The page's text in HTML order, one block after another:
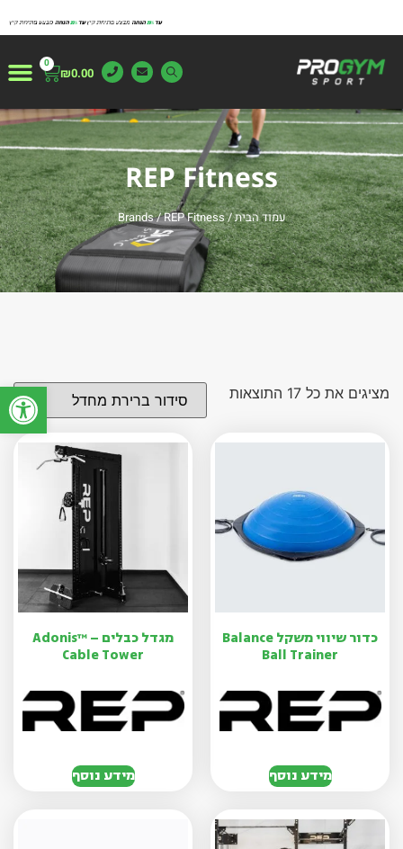
₪0.00
0
REP Fitness
עמוד הבית/ Brands / REP Fitness
מציגים את כל ⁦17⁩ התוצאות
כדור שיווי משקל Balance
Ball Trainer
מידע נוסף
מגדל כבלים Adonis™ –
Cable Tower
מידע נוסף